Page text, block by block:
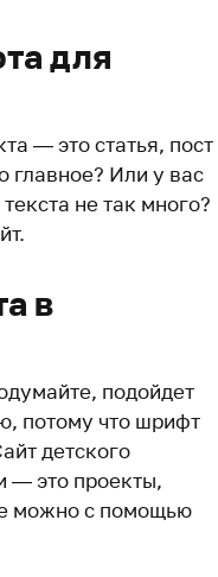
для
— это статья, пост
главное? Или у вас
не так много?
в
подойдет
потому что шрифт
детского
— это проекты,
можно с помощью